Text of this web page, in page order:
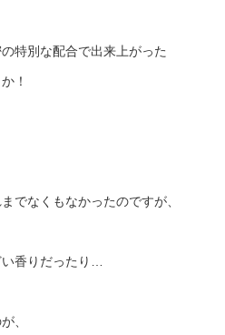
特別な配合で出来上がった
！
でなくもなかったのですが、
い香りだったり…
、